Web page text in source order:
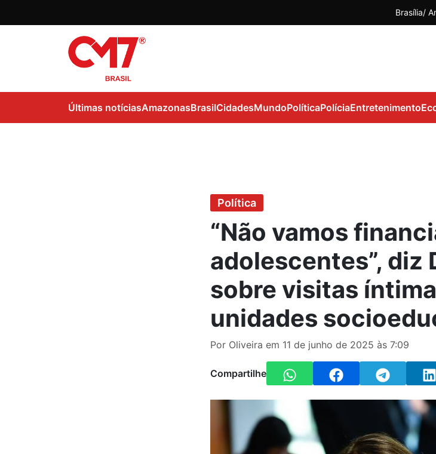
Brasília
Últimas notíciasAmazonasBrasilCidadesMundoPolíticaPolíciaEntretenimento
Política
“Não vamos
adolescentes”, diz
sobre visitas
unidades
Por Oliveira em 11 de junho de 2025 às 7:09
Compartilhe